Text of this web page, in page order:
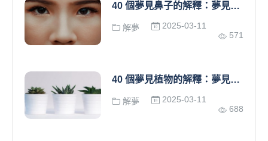
40 個夢見鼻子的解釋：夢見流鼻血、夢見流鼻血、夢見流鼻涕
解夢
2025-03-11
571
40 個夢見植物的解釋：夢見澆水、種植植物、夢見買植物、夢見接收植物
解夢
2025-03-11
688